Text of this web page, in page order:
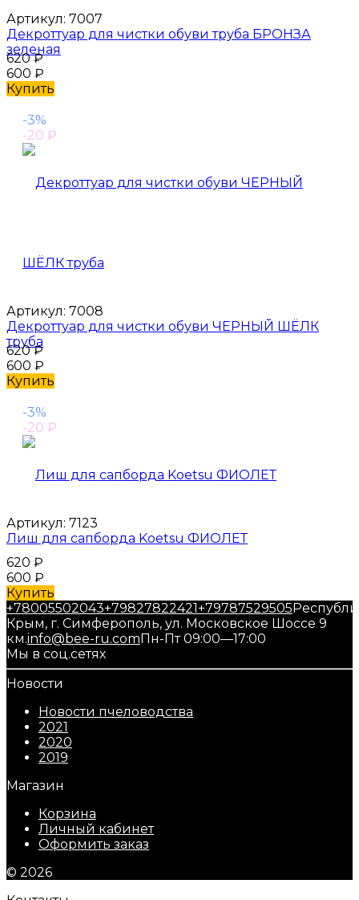
Артикул: 7007
Декроттуар для чистки обуви труба БРОНЗА
зеленая
620₽
600 ₽
Купить
-3%
-20 ₽
Артикул: 7008
Декроттуар для чистки обуви ЧЕРНЫЙ ШЁЛК
труба
620₽
600 ₽
Купить
-3%
-20 ₽
Артикул: 7123
Лиш для сапборда Koetsu ФИОЛЕТ
620 ₽
600 ₽
Купить
+78005502043+79827822421+79787529505
Крым, г. Симферополь, ул. Московское Шоссе 9
км.info@bee-ru.com Пн-Пт 09:00—17:00
Мы в соц.сетях
Новости
Новости пчеловодства
2021
2020
2019
Магазин
Корзина
Личный кабинет
Оформить заказ
© 2026